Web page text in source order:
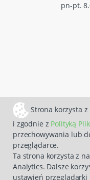
Strona korzysta
i zgodnie z Polityką
przechowywania lub
przeglądarce.
Ta strona korzysta z
Analytics. Dalsze
ustawień przeglądarki
pn-pt.